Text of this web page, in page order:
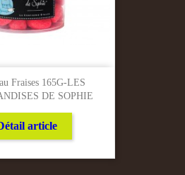
Fraises 165G-LES
DE SOPHIE
article